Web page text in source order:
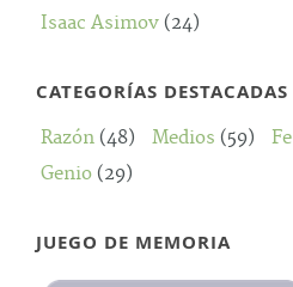
Isaac Asimov (24)
CATEGORÍAS DESTACADAS
Razón (48) Medios (59) Fe
Genio (29)
JUEGO DE MEMORIA